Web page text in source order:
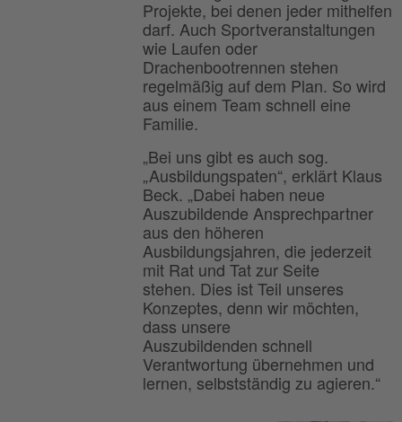
Projekte, bei denen jeder mithelfen
darf. Auch Sportveranstaltungen
wie Laufen oder
Drachenbootrennen stehen
regelmäßig auf dem Plan. So wird
aus einem Team schnell eine
Familie.
„Bei uns gibt es auch sog.
„Ausbildungspaten“, erklärt Klaus
Beck. „Dabei haben neue
Auszubildende Ansprechpartner
aus den höheren
Ausbildungsjahren, die jederzeit
mit Rat und Tat zur Seite
stehen. Dies ist Teil unseres
Konzeptes, denn wir möchten,
dass unsere
Auszubildenden schnell
Verantwortung übernehmen und
lernen, selbstständig zu agieren.“